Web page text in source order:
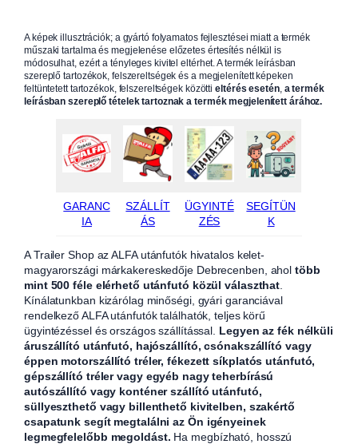
A képek illusztrációk; a gyártó folyamatos fejlesztései miatt a termék
műszaki tartalma és megjelenése előzetes értesítés nélkül is
módosulhat, ezért a tényleges kivitel eltérhet. A termék leírásban
szereplő tartozékok, felszereltségek és a megjelenített képeken
feltüntetett tartozékok, felszereltségek közöttieltérés esetén, a termék
leírásban szereplő tételek tartoznak a termék megjelenített árához.
GARANC
IA
SZÁLLÍT
ÁS
ÜGYINTÉ
ZÉS
SEGÍTÜN
K
A Trailer Shop az ALFA utánfutók hivatalos kelet-
magyarországi márkakereskedője Debrecenben, aholtöbb
mint 500 féle elérhető utánfutó közül választhat
Kínálatunkban kizárólag minőségi, gyári garanciával
rendelkező ALFA utánfutók találhatók, teljes körű
ügyintézéssel és országos szállítással. Legyen az fék nélküli
áruszállító utánfutó, hajószállító, csónakszállító vagy
éppen motorszállító tréler, fékezett síkplatós utánfutó,
gépszállító tréler vagy egyéb nagy teherbírású
autószállító vagy konténer szállító utánfutó,
süllyeszthető vagy billenthető kivitelben, szakértő
csapatunk segít megtalálni az Ön igényeinek
legmegfelelőbb megoldást. Ha megbízható, hosszú